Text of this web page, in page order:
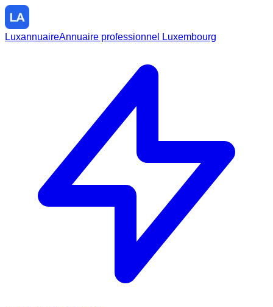
LuxannuaireAnnuaire professionnel Luxembourg